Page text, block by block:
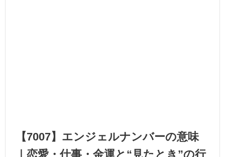
【7007】エンジェルナンバーの意味
｜恋愛・仕事・金運と“見たとき”の行